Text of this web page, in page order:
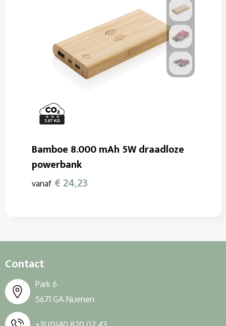
Bamboe 8.000 mAh 5W draadloze
powerbank
vanaf € 24,23
Contact
Park 6
5671 GA Nuenen